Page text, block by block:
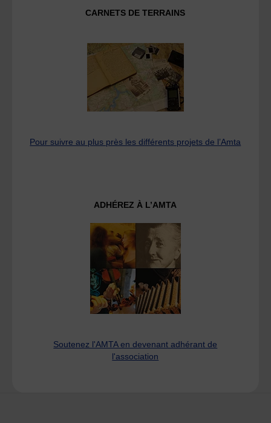
CARNETS DE TERRAINS
Pour suivre au plus près les différents projets de l’Amta
ADHÉREZ À L’AMTA
Soutenez l'AMTA en devenant adhérant de
l'association